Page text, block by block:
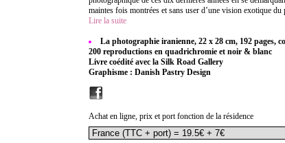
maintes fois montrées et sans user d’une vision exotique
Lire la suite
La photographie iranienne, 22 x 28 cm, 192 pages,
200 reproductions en quadrichromie et noir & blanc
Livre coédité avec la Silk Road Gallery
Graphisme : Danish Pastry Design
Achat en ligne, prix et port fonction de la résidence